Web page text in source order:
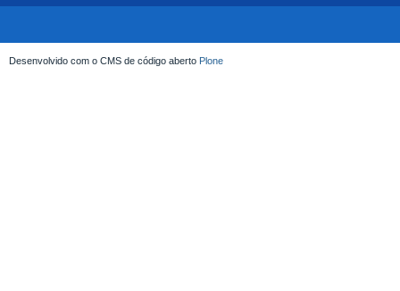
Desenvolvido com o CMS de código aberto Plone